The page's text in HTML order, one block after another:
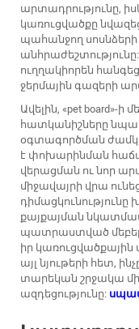
արտադրությունը,
կառուցվածքը
պահանջող
ուղղակիորեն
ջերմային գազերի
Ավելին, «pet board»-
հատկանիշները
օգտագործման
է փոխարինման
վերացման ու նոր
միջավայրի վրա
քայքայման
պատրաստված
իր կառուցվածքային
այլ նյութերի հետ,
տարեկան շրջակա
ազդեցությունը: